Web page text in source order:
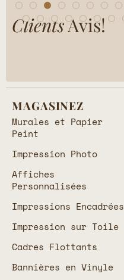
ClientsAvis!
MAGASINEZ
Murales et Papier
Peint
Impression Photo
Affiches
Personnalisées
Impressions Encadrées
Impression sur Toile
Cadres Flottants
Bannières en Vinyle